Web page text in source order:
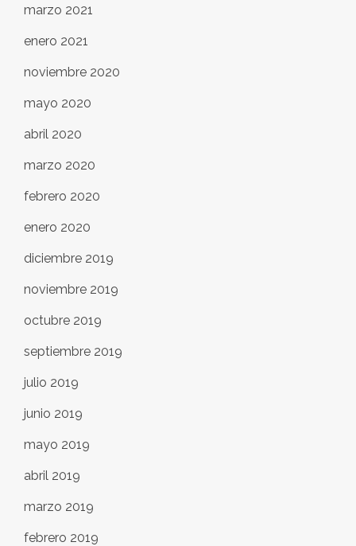
marzo 2021
enero 2021
noviembre 2020
mayo 2020
abril 2020
marzo 2020
febrero 2020
enero 2020
diciembre 2019
noviembre 2019
octubre 2019
septiembre 2019
julio 2019
junio 2019
mayo 2019
abril 2019
marzo 2019
febrero 2019